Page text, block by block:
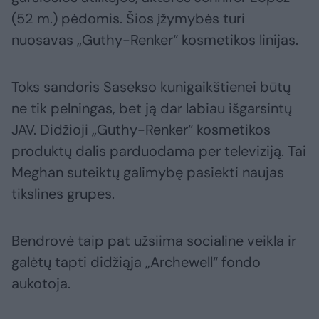
(52 m.) pėdomis. Šios įžymybės turi
nuosavas „Guthy-Renker“ kosmetikos linijas.
Toks sandoris Sasekso kunigaikštienei būtų
ne tik pelningas, bet ją dar labiau išgarsintų
JAV. Didžioji „Guthy-Renker“ kosmetikos
produktų dalis parduodama per televiziją. Tai
Meghan suteiktų galimybę pasiekti naujas
tikslines grupes.
Bendrovė taip pat užsiima socialine veikla ir
galėtų tapti didžiąja „Archewell“ fondo
aukotoja.